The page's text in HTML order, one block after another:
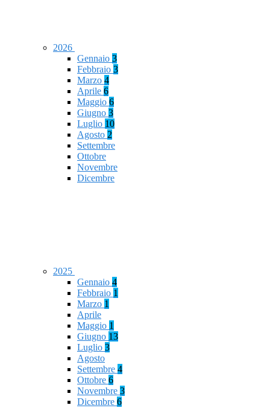
2026
Gennaio 3
Febbraio 3
Marzo 4
Aprile 6
Maggio 6
Giugno 3
Luglio 10
Agosto 2
Settembre
Ottobre
Novembre
Dicembre
2025
Gennaio 4
Febbraio 1
Marzo 1
Aprile
Maggio 1
Giugno 13
Luglio 3
Agosto
Settembre 4
Ottobre 6
Novembre 3
Dicembre 6